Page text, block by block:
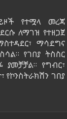
የተሟላ መረጃ
ለማገዝ የተዘጋጀ
ማሳደግና
የገበያ ትስስር
የግብር፣
ገበያ